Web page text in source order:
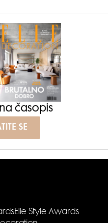
časopis
SE
Elle Style Awards